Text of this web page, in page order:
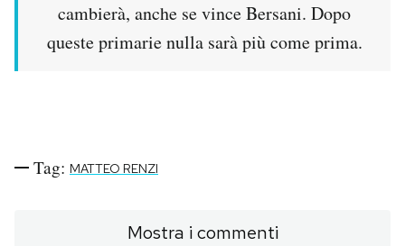
AREA PERSONALE
Hai bisogno di aiuto?
cambierà, anche se vince Bersani. Dopo
queste primarie nulla sarà più come prima.
Tag: MATTEO RENZI
Mostra i commenti